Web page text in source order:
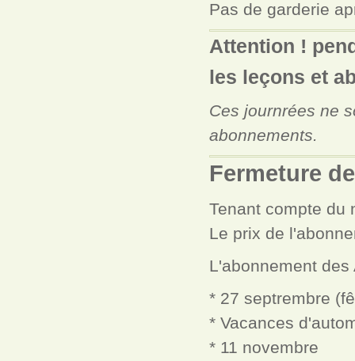
Pas de garderie
Attention !
les leçons et
Ces journrées ne
abonnements.
Fermeture
Tenant compte du
Le prix de
L'abonnement
* 27 septrembre
* Vacances
* 11 novembre